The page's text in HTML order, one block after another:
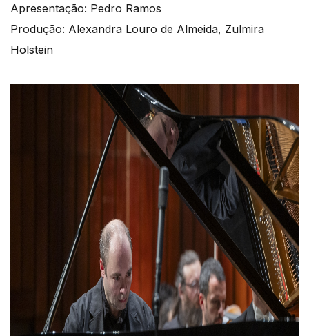
Apresentação: Pedro Ramos
Produção: Alexandra Louro de Almeida, Zulmira
Holstein